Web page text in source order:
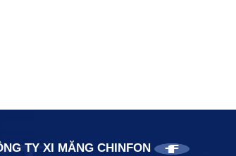
TY XI MĂNG CHINFON